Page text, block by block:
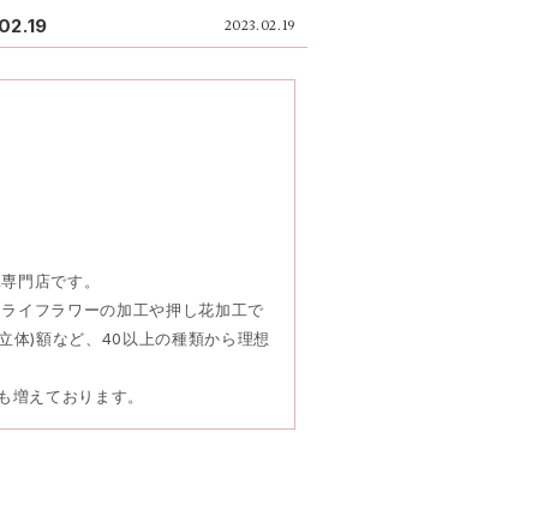
2023.02.19
門店です。
イフラワーの加工や押し花加工で
体)額など、40以上の種類から理想
えております。